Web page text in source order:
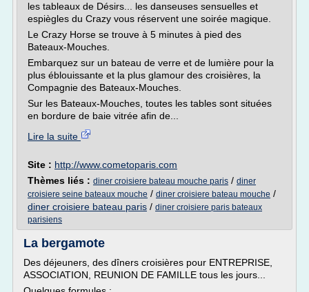
les tableaux de Désirs... les danseuses sensuelles et
espiègles du Crazy vous réservent une soirée magique.
Le Crazy Horse se trouve à 5 minutes à pied des
Bateaux-Mouches.
Embarquez sur un bateau de verre et de lumière pour la
plus éblouissante et la plus glamour des croisières, la
Compagnie des Bateaux-Mouches.
Sur les Bateaux-Mouches, toutes les tables sont situées
en bordure de baie vitrée afin de...
Lire la suite
Site : http://www.cometoparis.com
Thèmes liés : diner croisiere bateau mouche paris / diner
croisiere seine bateaux mouche / diner croisiere bateau mouche /
diner croisiere bateau paris / diner croisiere paris bateaux
parisiens
La bergamote
Des déjeuners, des dîners croisières pour ENTREPRISE,
ASSOCIATION, REUNION DE FAMILLE tous les jours...